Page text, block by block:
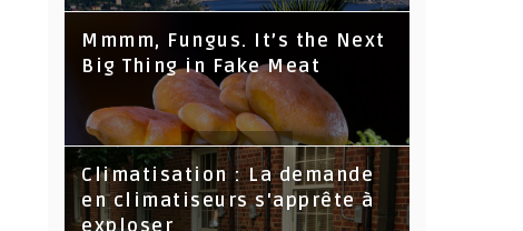
Mmmm, Fungus. It’s the Next
Big Thing in Fake Meat
Climatisation : La demande
en climatiseurs s'apprête à